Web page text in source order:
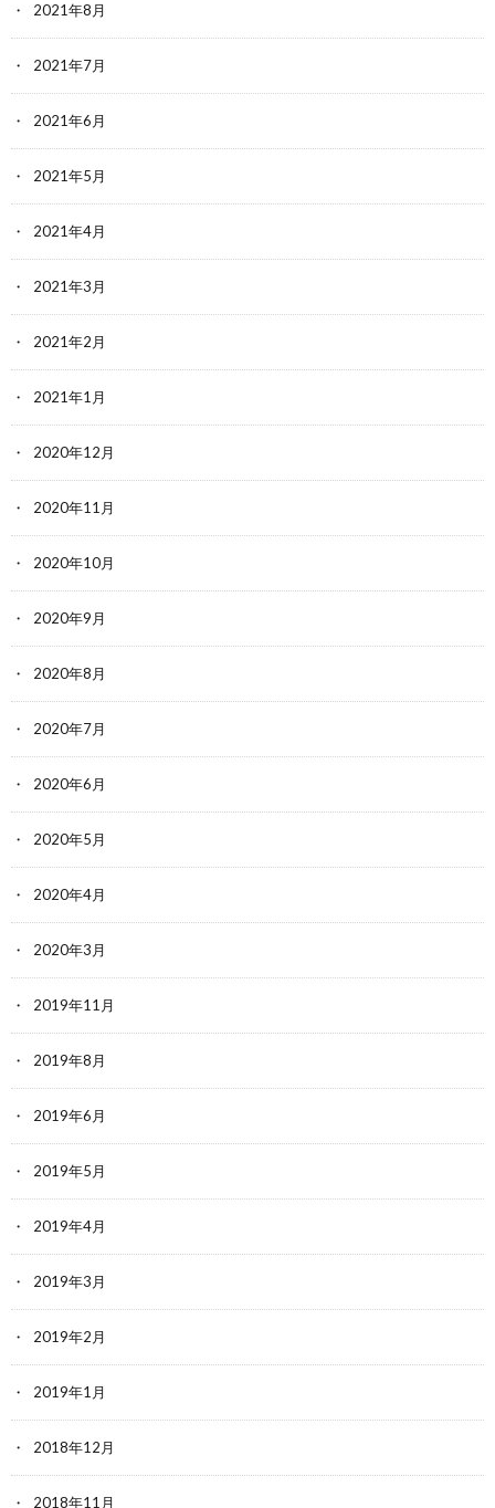
2021年8月
2021年7月
2021年6月
2021年5月
2021年4月
2021年3月
2021年2月
2021年1月
2020年12月
2020年11月
2020年10月
2020年9月
2020年8月
2020年7月
2020年6月
2020年5月
2020年4月
2020年3月
2019年11月
2019年8月
2019年6月
2019年5月
2019年4月
2019年3月
2019年2月
2019年1月
2018年12月
2018年11月